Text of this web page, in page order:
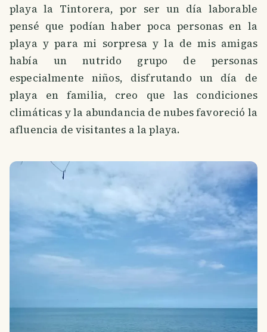
playa la Tintorera, por ser un día laborable
pensé que podían haber poca personas en la
playa y para mi sorpresa y la de mis amigas
había un nutrido grupo de personas
especialmente niños, disfrutando un día de
playa en familia, creo que las condiciones
climáticas y la abundancia de nubes favoreció la
afluencia de visitantes a la playa.